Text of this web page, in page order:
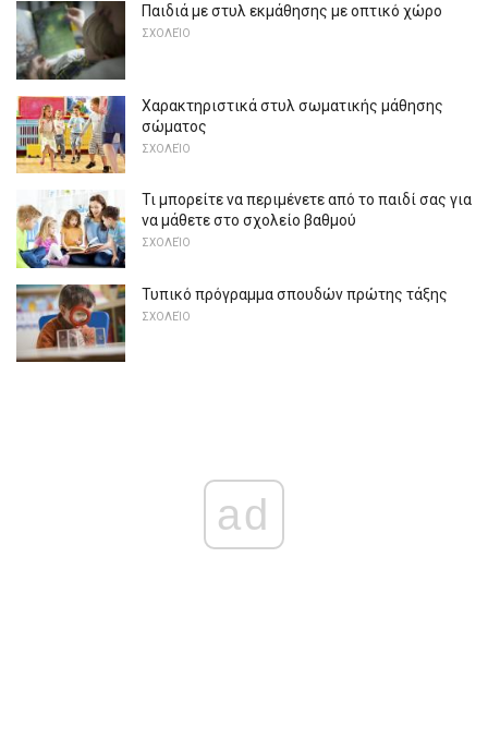
Παιδιά με στυλ εκμάθησης με οπτικό χώρο
ΣΧΟΛΕΊΟ
Χαρακτηριστικά στυλ σωματικής μάθησης
σώματος
ΣΧΟΛΕΊΟ
Τι μπορείτε να περιμένετε από το παιδί σας για
να μάθετε στο σχολείο βαθμού
ΣΧΟΛΕΊΟ
Τυπικό πρόγραμμα σπουδών πρώτης τάξης
ΣΧΟΛΕΊΟ
ad